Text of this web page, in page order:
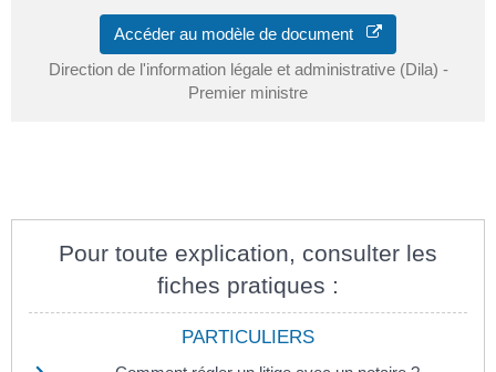
Accéder au modèle de document
Direction de l'information légale et administrative (Dila) -
Premier ministre
Pour toute explication, consulter les
fiches pratiques :
PARTICULIERS